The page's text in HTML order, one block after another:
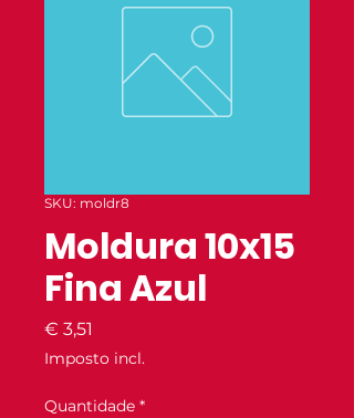
SKU: moldr8
Moldura 10x15
Fina Azul
€ 3,51
Imposto incl.
Quantidade *